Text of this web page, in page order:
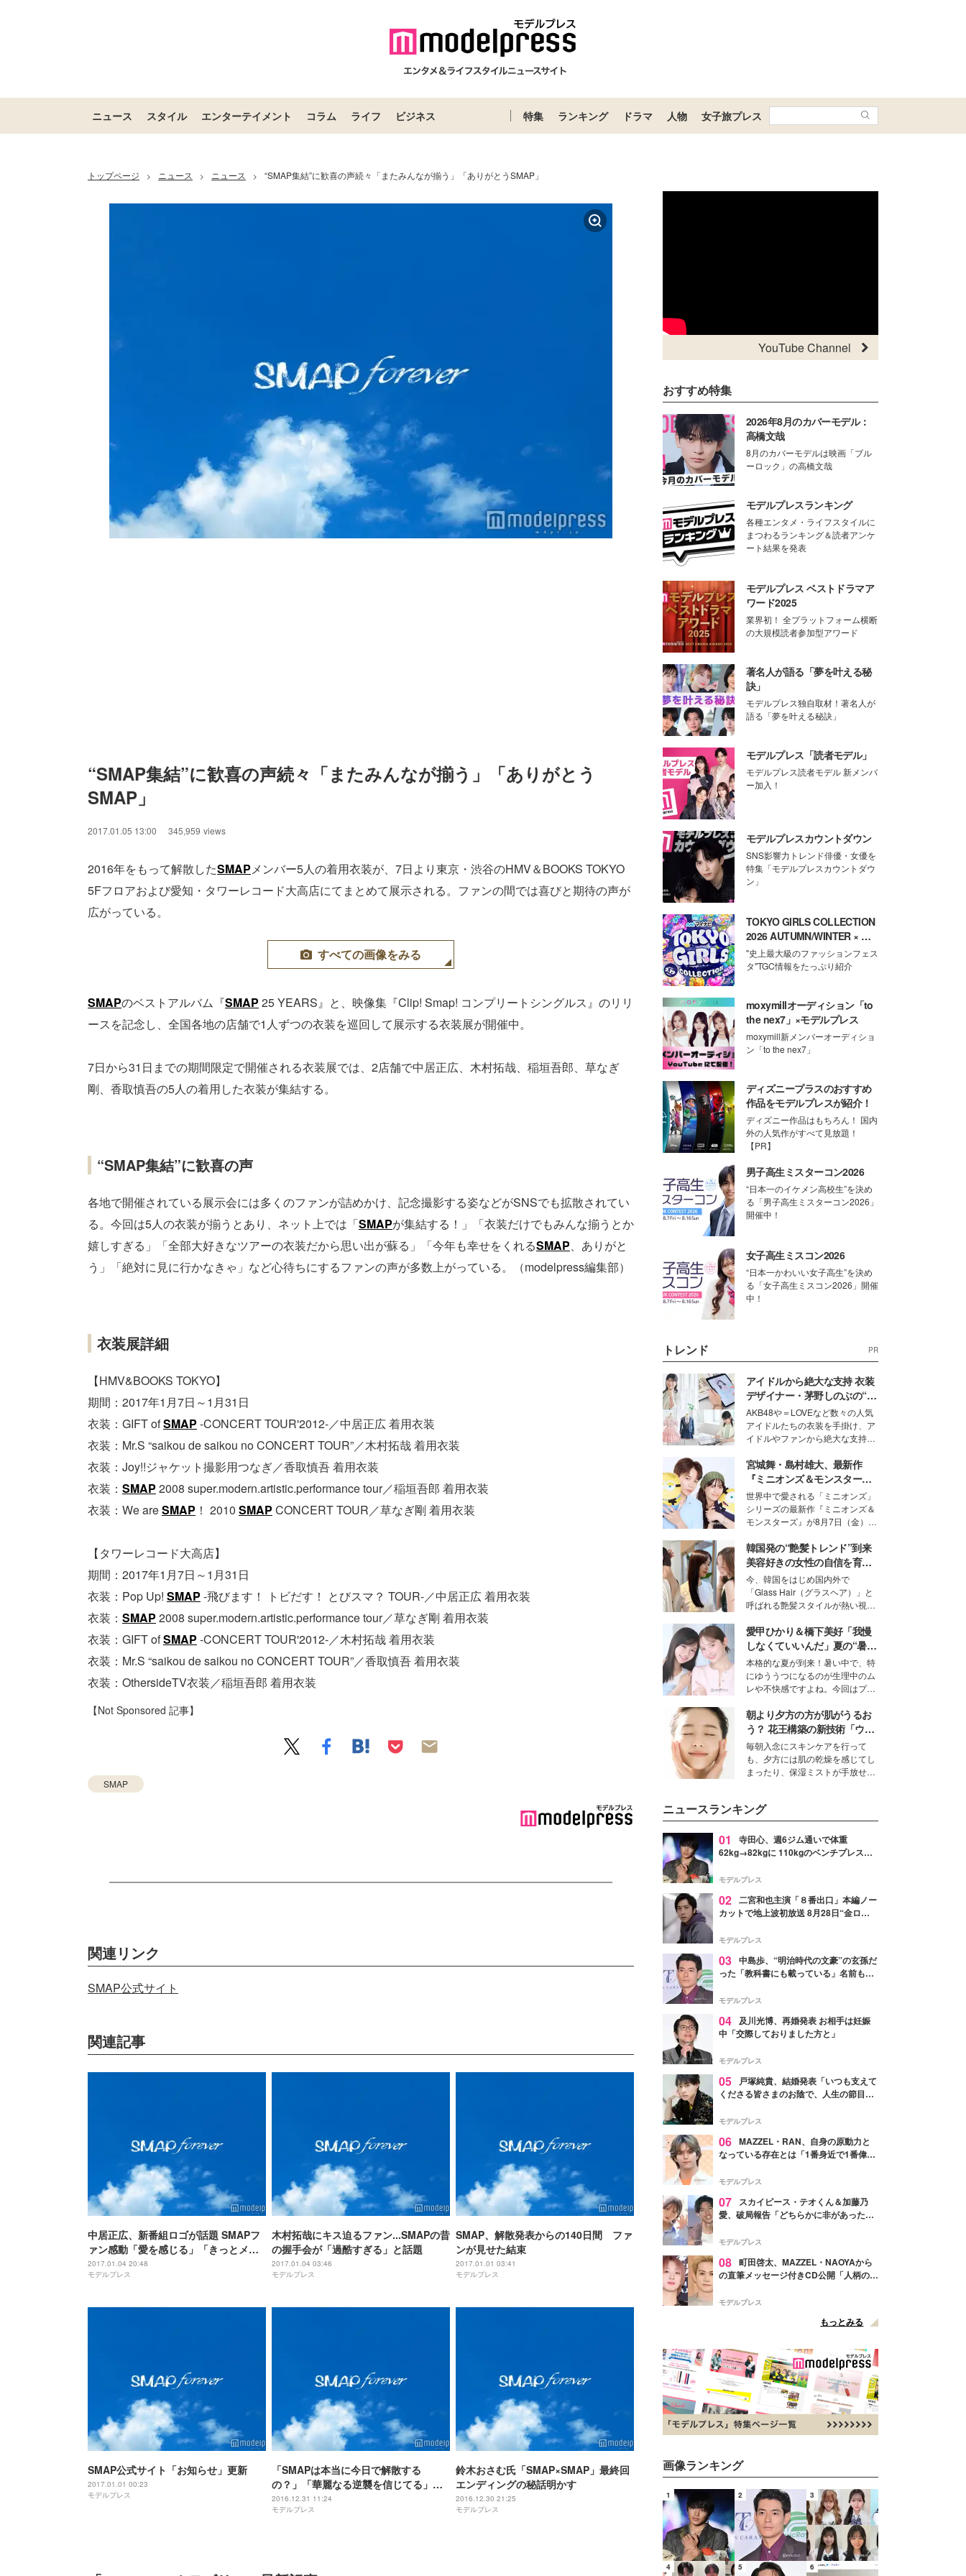
ニュース スタイル エンターテイメント コラム ライフ ビジネス 特集 ランキング ドラマ 人物 女子旅プレス
トップページ > ニュース > ニュース > “SMAP集結”に歓喜の声続々「またみんなが揃う」「ありがとうSMAP」
“SMAP集結”に歓喜の声続々「またみんなが揃う」「ありがとう
SMAP」
2017.01.05 13:00 345,959 views
2016年をもって解散したSMAPメンバー5人の着用衣装が、7日より東京・渋谷のHMV＆BOOKS TOKYO
5Fフロアおよび愛知・タワーレコード大高店にてまとめて展示される。ファンの間では喜びと期待の声が
広がっている。
すべての画像をみる
SMAPのベストアルバム『SMAP 25 YEARS』と、映像集『Clip! Smap! コンプリートシングルス』のリリ
ースを記念し、全国各地の店舗で1人ずつの衣装を巡回して展示する衣装展が開催中。
7日から31日までの期間限定で開催される衣装展では、2店舗で中居正広、木村拓哉、稲垣吾郎、草なぎ
剛、香取慎吾の5人の着用した衣装が集結する。
“SMAP集結”に歓喜の声
各地で開催されている展示会には多くのファンが詰めかけ、記念撮影する姿などがSNSでも拡散されてい
る。今回は5人の衣装が揃うとあり、ネット上では「SMAPが集結する！」「衣装だけでもみんな揃うとか
嬉しすぎる」「全部大好きなツアーの衣装だから思い出が蘇る」「今年も幸せをくれるSMAP、ありがと
う」「絶対に見に行かなきゃ」など心待ちにするファンの声が多数上がっている。（modelpress編集部）
衣装展詳細
【HMV&BOOKS TOKYO】
期間：2017年1月7日～1月31日
衣装：GIFT ofSMAP -CONCERT TOUR'2012-／中居正広 着用衣装
衣装：Mr.S “saikou de saikou no CONCERT TOUR”／木村拓哉 着用衣装
衣装：Joy!!ジャケット撮影用つなぎ／香取慎吾 着用衣装
衣装： SMAP 2008 super.modern.artistic.performance tour／稲垣吾郎 着用衣装
衣装：We areSMAP ！ 2010 SMAP CONCERT TOUR／草なぎ剛 着用衣装
【タワーレコード大高店】
期間：2017年1月7日～1月31日
衣装：Pop Up! SMAP -飛びます！ トビだす！ とびスマ？ TOUR-／中居正広 着用衣装
衣装： SMAP 2008 super.modern.artistic.performance tour／草なぎ剛 着用衣装
衣装：GIFT ofSMAP -CONCERT TOUR'2012-／木村拓哉 着用衣装
衣装：Mr.S “saikou de saikou no CONCERT TOUR”／香取慎吾 着用衣装
衣装：OthersideTV衣装／稲垣吾郎 着用衣装
【Not Sponsored 記事】
SMAP
関連リンク
SMAP公式サイト
関連記事
中居正広、新番組ロゴが話題 SMAPフ
ァン感動「愛を感じる」「きっとメッ
セージ」
2017.01.04 20:48
モデルプレス
木村拓哉にキス迫るファン...SMAPの昔
の握手会が「過酷すぎる」と話題
2017.01.04 03:46
モデルプレス
SMAP、解散発表からの140日間 ファ
ンが見せた結束
2017.01.01 03:41
モデルプレス
SMAP公式サイト「お知らせ」更新
2017.01.01 00:23
モデルプレス
「SMAPは本当に今日で解散する
の？」「華麗なる逆襲を信じてる」
「まだ諦めたくない」SMAP最後の
日、ファンの思いは…
2016.12.31 11:24
モデルプレス
鈴木おさむ氏「SMAP×SMAP」最終回
エンディングの秘話明かす
2016.12.30 21:25
モデルプレス
YouTube Channel
おすすめ特集
2026年8月のカバーモデル：
高橋文哉
8月のカバーモデルは映画「ブル
ーロック」の高橋文哉
モデルプレスランキング
各種エンタメ・ライフスタイルに
まつわるランキング＆読者アンケ
ート結果を発表
モデルプレス ベストドラマア
ワード2025
業界初！ 全プラットフォーム横断
の大規模読者参加型アワード
著名人が語る「夢を叶える秘
訣」
モデルプレス独自取材！著名人が
語る「夢を叶える秘訣」
モデルプレス「読者モデル」
モデルプレス読者モデル 新メンバ
ー加入！
モデルプレスカウントダウン
SNS影響力トレンド俳優・女優を
特集「モデルプレスカウントダウ
ン」
TOKYO GIRLS COLLECTION
2026 AUTUMN/WINTER × モ
デルプレス
"史上最大級のファッションフェス
タ"TGC情報をたっぷり紹介
moxymillオーディション「to
the nex7」×モデルプレス
moxymill新メンバーオーディショ
ン「to the nex7」
ディズニープラスのおすすめ
作品をモデルプレスが紹介！
ディズニー作品はもちろん！ 国内
外の人気作がすべて見放題！
【PR】
男子高生ミスターコン2026
“日本一のイケメン高校生”を決め
る「男子高生ミスターコン2026」
開催中！
女子高生ミスコン2026
“日本一かわいい女子高生”を決め
る「女子高生ミスコン2026」開催
中！
トレンド PR
アイドルから絶大な支持 衣装
デザイナー・茅野しのぶの“可
愛い”を作る美学＜「シチズン
クロスシー」インタビュー＞
AKB48や＝LOVEなど数々の人気
アイドルたちの衣装を手掛け、ア
イドルやファンから絶大な支持を
取締役兼クリエイティブディレク
ター・茅野しのぶ。一人ひとりの
個性に寄り添い、魅力を引き出す
衣装作りは、多くの女性たちに勇
気と自信を与え続けている。
宮城舞・島村雄大、最新作
『ミニオンズ＆モンスター
ズ』の魅力熱弁 ハチャメチャ
だけじゃない“友情と絆”に感
動
世界中で愛される「ミニオンズ」
シリーズの最新作『ミニオンズ＆
モンスターズ』が8月7日（金）に
ニオン好き”という共通点を持つモ
デルの宮城舞と島村雄大の特別対
談をお届け！それぞれの視点か
ら、今作ならではの魅力や予想外
の感動をもたらす奥深いストーリ
ーについて熱く語り合ってもらっ
た。
韓国発の“艶髪トレンド”到来
美容好きの女性の自信を育む
「ヘアケア事情」って？
今、韓国をはじめ国内外で
「Glass Hair（グラスヘア）」と
呼ばれる艶髪スタイルが熱い視線
ションの完成度を高めるベースと
して、“髪そのものの美しさ”に改
めて注目する人が増えている様
子。今回は、そんな憧れの艶やか
な髪を日常で叶える、美容好きの
女性たちのヘアケア事情を紹介し
ます。
愛甲ひかり＆橋下美好「我慢
しなくていいんだ」夏の“暑さ
対策”の新しい選択肢とは？
本格的な夏が到来！暑い中で、特
にゆううつになるのが生理中のム
レや不快感ですよね。今回はプラ
モデル・愛甲ひかりさんと橋下美
好さんを迎えて本音で女子会トー
ク。猛暑のお出かけを快適に過ご
すヒントや、2人が感動した夏の
生理の新常識にも迫りました。
朝より夕方の方が肌がうるお
う？ 花王構築の新技術「ウォ
ーターキャプチャリングスキ
ン（捕水肌）」がスキンケア
の常識を変える予感
毎朝入念にスキンケアを行って
も、夕方には肌の乾燥を感じてし
まったり、保湿ミストが手放せな
性を秘めた、革新的な「Water
Capturing Skin（ウォーターキャ
プチャリングスキン：捕水肌）」
技術を、花王が構築した。
ニュースランキング
01
寺田心、週6ジム通いで体重
62kg→82kgに 110kgのベンチプレス持
「かっこいい」と反響
モデルプレス
02 二宮和也主演「８番出口」本編ノー
カットで地上波初放送 8月28日“金ロ
モデルプレス
03 中島歩、“明治時代の文豪”の玄孫だ
った「教科書にも載っている」名前も先
モデルプレス
04 及川光博、再婚発表 お相手は妊娠
中「交際しておりました方と」
モデルプレス
05
戸塚純貴、結婚発表「いつも支えて
くださる皆さまのお陰で、人生の節目を
す」【全文】
モデルプレス
06 MAZZEL・RAN、自身の原動力と
なっている存在とは「1番身近で1番偉大
モデルプレス
07
スカイピース・テオくん＆加藤乃
愛、破局報告「どちらかに非があったわ
モデルプレス
08 町田啓太、MAZZEL・NAOYAから
の直筆メッセージ付きCD公開「人柄の良
モデルプレス
もっとみる
画像ランキング
1 2 3
4 5 6